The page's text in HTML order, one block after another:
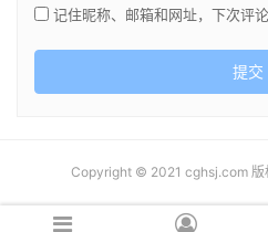
记住昵称、邮箱和网址，下次评
提交
Copyright © 2021 cghsj.com 版